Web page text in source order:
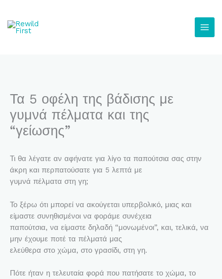
περιεχόμενο
Τα 5 οφέλη της βάδισης με
γυμνά πέλματα και της
“γείωσης”
Τι θα λέγατε αν αφήνατε για λίγο τα παπούτσια σας στην
άκρη και περπατούσατε για 5 λεπτά με
γυμνά πέλματα στη γη;
Το ξέρω ότι μπορεί να ακούγεται υπερβολικό, μιας και
είμαστε συνηθισμένοι να φοράμε συνέχεια
παπούτσια, να είμαστε δηλαδή “μονωμένοι”, και, τελικά, να
μην έχουμε ποτέ τα πέλματά μας
ελεύθερα στο χώμα, στο γρασίδι, στη γη.
Πότε ήταν η τελευταία φορά που πατήσατε το χώμα, το